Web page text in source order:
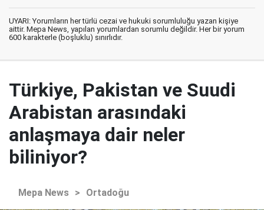
UYARI: Yorumların her türlü cezai ve hukuki sorumluluğu yazan kişiye
aittir. Mepa News, yapılan yorumlardan sorumlu değildir. Her bir yorum
600 karakterle (boşluklu) sınırlıdır.
Türkiye, Pakistan ve Suudi
Arabistan arasındaki
anlaşmaya dair neler
biliniyor?
Mepa News > Ortadoğu